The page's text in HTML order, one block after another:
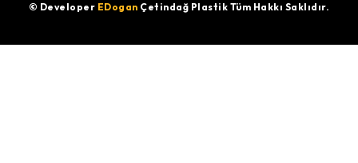
© Developer EDogan Çetindağ Plastik Tüm Hakkı Saklıdır.